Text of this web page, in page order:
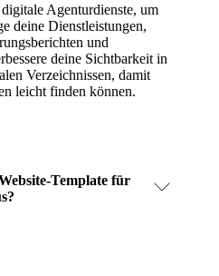
Agenturdienste, um
deine Dienstleistungen,
und
deine Sichtbarkeit in
Verzeichnissen, damit
leicht finden können.
Template für